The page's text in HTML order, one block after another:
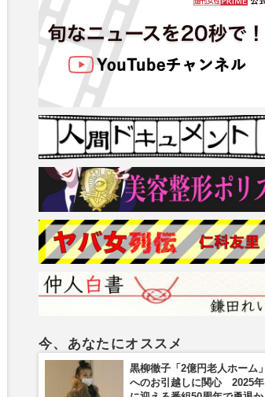
今、あなたにオススメ
黒柳徹子「2億円老人ホーム」
へのお引越しに関心 2025年